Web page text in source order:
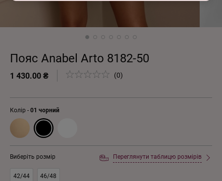
Пояс Anabel Arto 8182-50
1 430.00 ₴ (0)
Колір - 01 чорний
Виберіть розмір Переглянути таблицю розмірів
42/44 46/48